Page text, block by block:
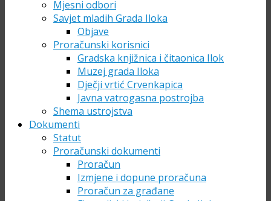
Mjesni odbori
Savjet mladih Grada Iloka
Objave
Proračunski korisnici
Gradska knjižnica i čitaonica Ilok
Muzej grada Iloka
Dječji vrtić Crvenkapica
Javna vatrogasna postrojba
Shema ustrojstva
Dokumenti
Statut
Proračunski dokumenti
Proračun
Izmjene i dopune proračuna
Proračun za građane